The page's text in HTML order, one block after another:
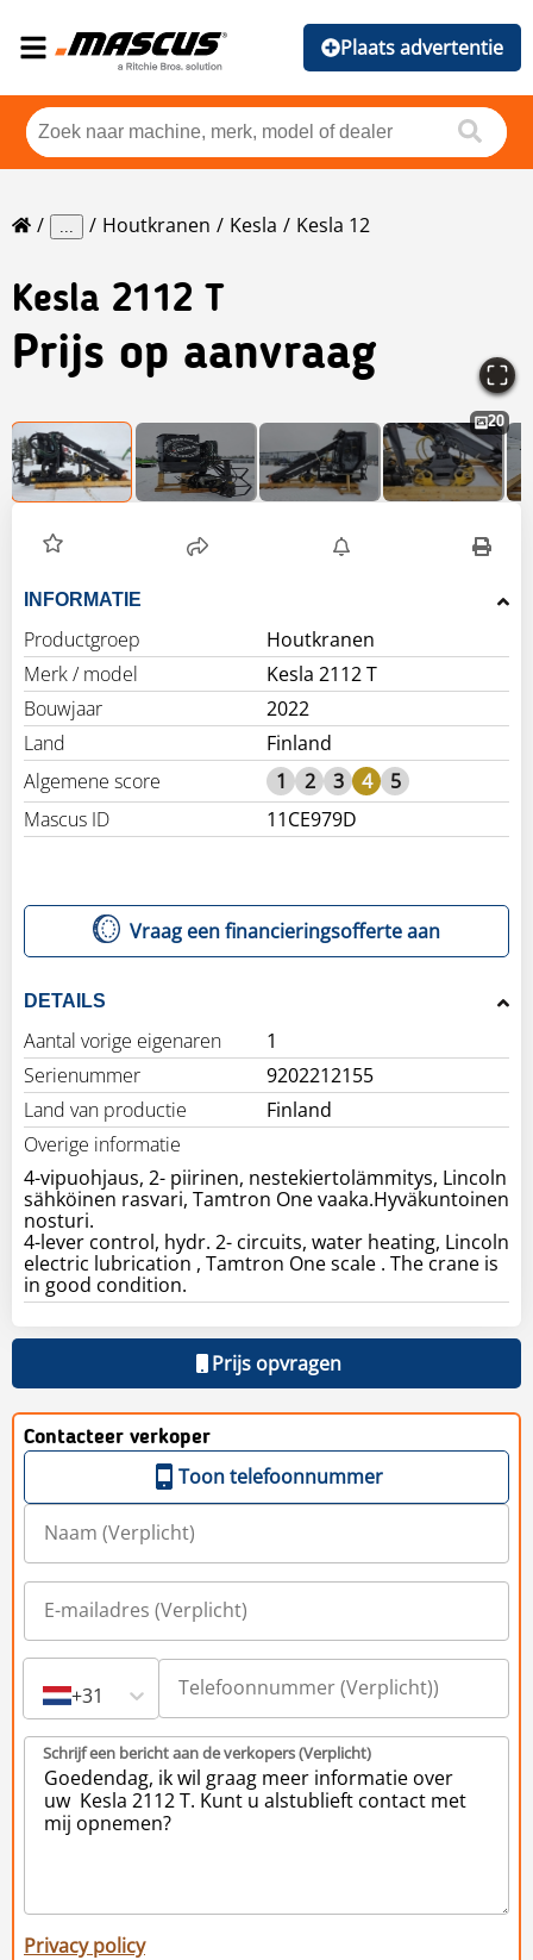
Plaats advertentie
... Houtkranen Kesla Kesla 12
Kesla 2112 T
Prijs op aanvraag
20
INFORMATIE
Productgroep
Houtkranen
Merk / model
Kesla 2112 T
Bouwjaar
2022
Land
Finland
Algemene score
1 2 3 4
5
Mascus ID
11CE979D
Vraag een financieringsofferte aan
DETAILS
Aantal vorige eigenaren
1
Serienummer
9202212155
Land van productie
Finland
Overige informatie
4-vipuohjaus, 2- piirinen, nestekiertolämmitys, Lincoln
sähköinen rasvari, Tamtron One vaaka.Hyväkuntoinen
nosturi.
4-lever control, hydr. 2- circuits, water heating, Lincoln
electric lubrication , Tamtron One scale . The crane is
in good condition.
Prijs opvragen
Contacteer verkoper
Toon telefoonnummer
+31
Schrijf een bericht aan de verkopers (Verplicht)
Privacy policy